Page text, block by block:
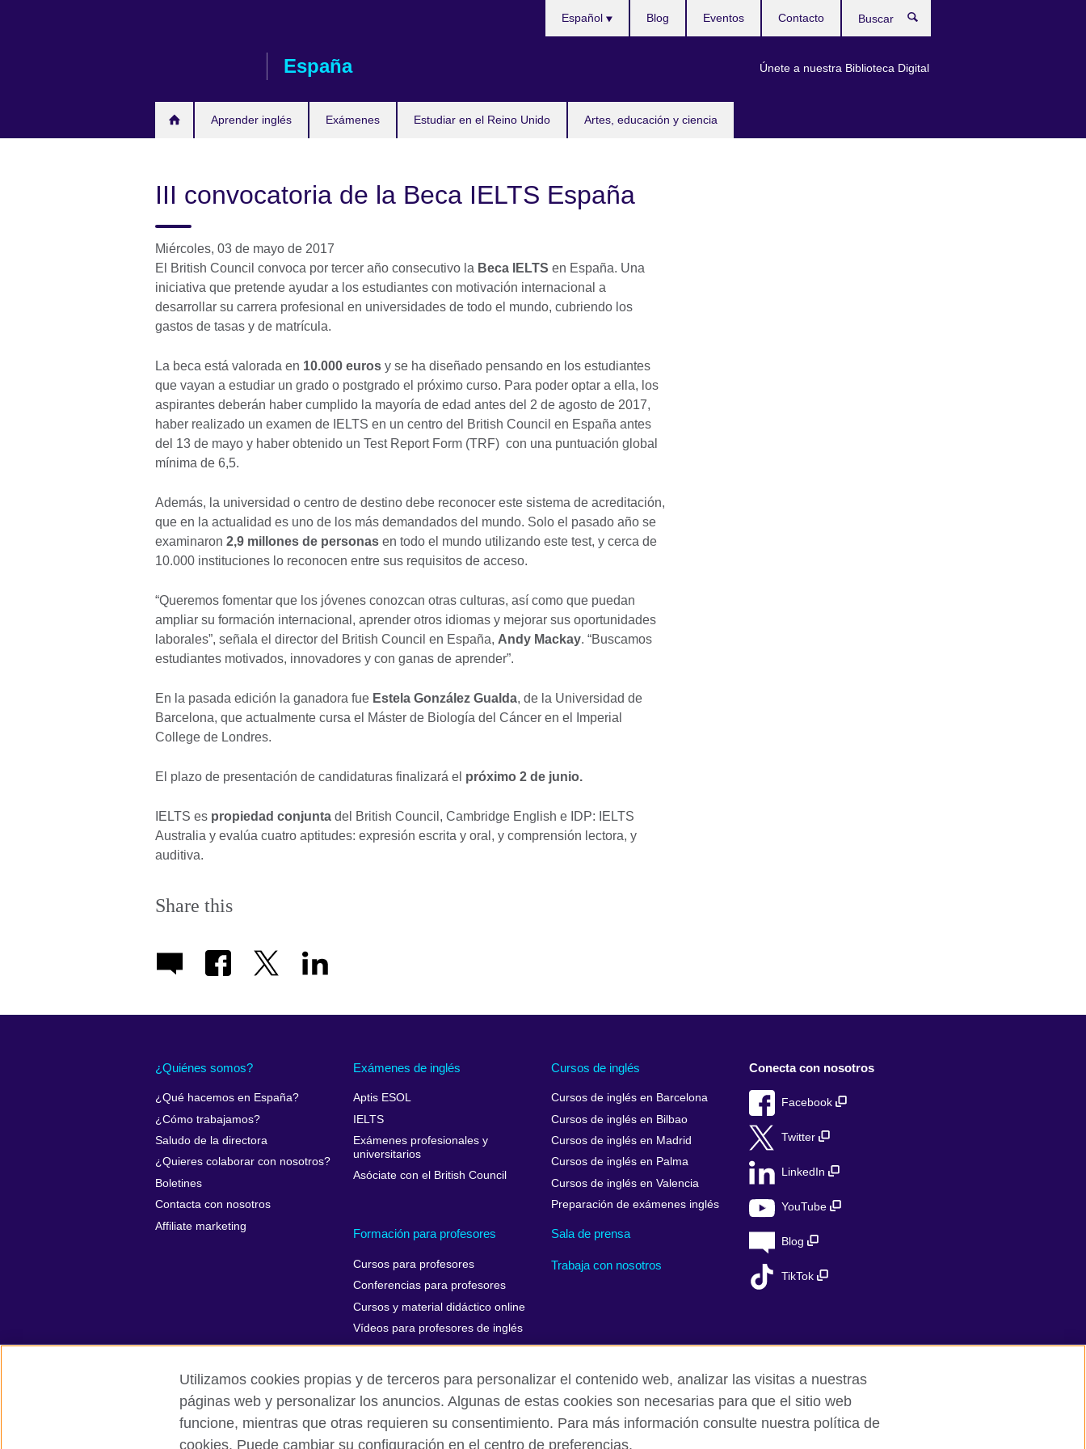
España
Aprender inglés Exámenes Estudiar en el Reino Unido Artes, educación y ciencia
idioma
Español
Únete a nuestra Biblioteca Digital
Blog Eventos Contacto
III convocatoria de la Beca IELTS España
Miércoles, 03 de mayo de 2017
El British Council convoca por tercer año consecutivo la Beca IELTS en España. Una
iniciativa que pretende ayudar a los estudiantes con motivación internacional a
desarrollar su carrera profesional en universidades de todo el mundo, cubriendo los
gastos de tasas y de matrícula.
La beca está valorada en 10.000 euros y se ha diseñado pensando en los estudiantes
que vayan a estudiar un grado o postgrado el próximo curso. Para poder optar a ella, los
aspirantes deberán haber cumplido la mayoría de edad antes del 2 de agosto de 2017,
haber realizado un examen de IELTS en un centro del British Council en España antes
del 13 de mayo y haber obtenido un Test Report Form (TRF) con una puntuación global
mínima de 6,5.
Además, la universidad o centro de destino debe reconocer este sistema de acreditación,
que en la actualidad es uno de los más demandados del mundo. Solo el pasado año se
examinaron 2,9 millones de personas en todo el mundo utilizando este test, y cerca de
10.000 instituciones lo reconocen entre sus requisitos de acceso.
“Queremos fomentar que los jóvenes conozcan otras culturas, así como que puedan
ampliar su formación internacional, aprender otros idiomas y mejorar sus oportunidades
laborales”, señala el director del British Council en España, Andy Mackay. “Buscamos
estudiantes motivados, innovadores y con ganas de aprender”.
En la pasada edición la ganadora fue Estela González Gualda, de la Universidad de
Barcelona, que actualmente cursa el Máster de Biología del Cáncer en el Imperial
College de Londres.
El plazo de presentación de candidaturas finalizará el próximo 2 de junio.
IELTS es propiedad conjunta del British Council, Cambridge English e IDP: IELTS
Australia y evalúa cuatro aptitudes: expresión escrita y oral, y comprensión lectora, y
auditiva.
Share this
¿Quiénes somos?
¿Qué hacemos en España?
¿Cómo trabajamos?
Saludo de la directora
¿Quieres colaborar con nosotros?
Boletines
Contacta con nosotros
Affiliate marketing
Exámenes de inglés
Aptis ESOL
IELTS
Exámenes profesionales y
universitarios
Asóciate con el British Council
Cursos de inglés
Cursos de inglés en Barcelona
Cursos de inglés en Bilbao
Cursos de inglés en Madrid
Cursos de inglés en Palma
Cursos de inglés en Valencia
Preparación de exámenes inglés
Formación para profesores
Cursos para profesores
Conferencias para profesores
Cursos y material didáctico online
Vídeos para profesores de inglés
Sala de prensa
Trabaja con nosotros
Conecta con nosotros
Facebook
Twitter
LinkedIn
YouTube
Blog
TikTok
British Council Global Privacidad Aviso Legal Cookies Mapa del sitio
Utilizamos cookies propias y de terceros para personalizar el contenido web, analizar las visitas a nuestras
páginas web y personalizar los anuncios. Algunas de estas cookies son necesarias para que el sitio web
funcione, mientras que otras requieren su consentimiento. Para más información consulte nuestra política de
cookies. Puede cambiar su configuración en el centro de preferencias.